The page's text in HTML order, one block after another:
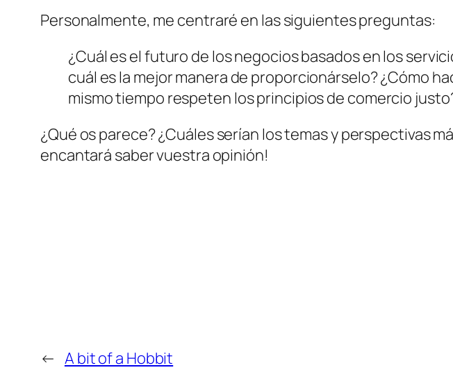
Personalmente, me centraré en las siguientes preguntas:
¿Cuál es el futuro de los negocios basados en los
cuál es la mejor manera de proporcionárselo? ¿Cómo
mismo tiempo respeten los principios de comercio
¿Qué os parece? ¿Cuáles serían los temas y perspectivas
encantará saber vuestra opinión!
← A bit of a Hobbit